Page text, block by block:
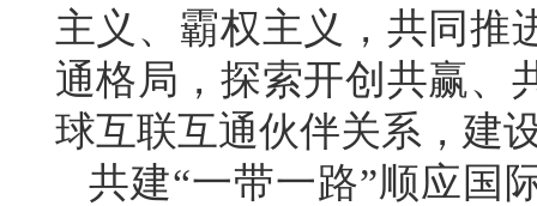
主义、霸权主义，共同推
通格局，探索开创共赢、
球互联互通伙伴关系，建
共建“一带一路”顺应国